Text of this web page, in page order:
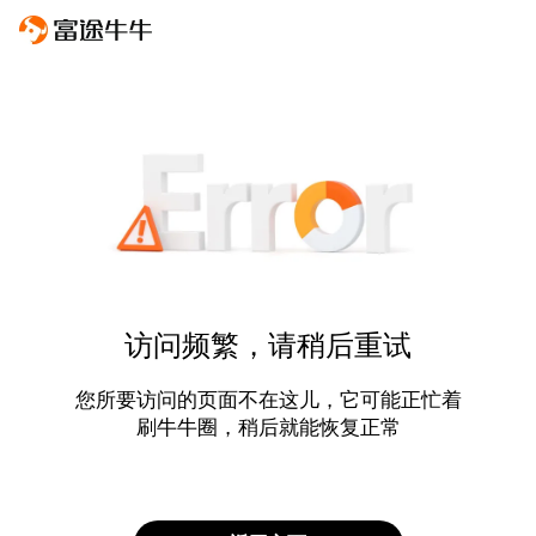
访问频繁，请稍后重试
您所要访问的页面不在这儿，它可能正忙着
刷牛牛圈，稍后就能恢复正常